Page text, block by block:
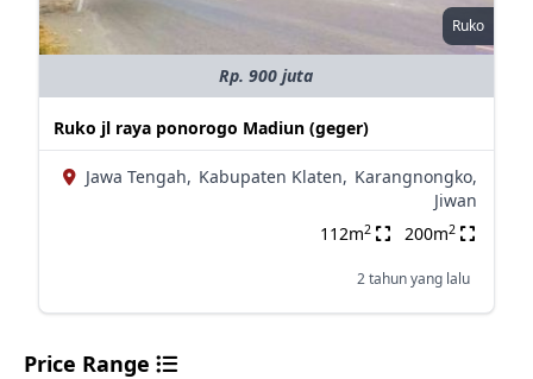
Ruko
Rp. 900 juta
Ruko jl raya ponorogo Madiun (geger)
Jawa Tengah, Kabupaten Klaten, Karangnongko,
Jiwan
112m2 200m2
2 tahun yang lalu
Price Range